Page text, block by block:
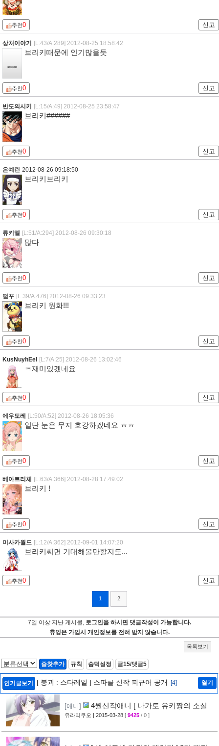
추천0 신고
상처이야기 [L:43/A:289] 2012-08-25 18:58:42
브리키때문에 인기많을듯
추천0 신고
반도의시키 [L:15/A:49] 2012-08-25 23:58:47
브리키######
추천0 신고
은예린 2012-08-26 09:18:50
브리키브리키
추천0 신고
류키엘 [L:51/A:294] 2012-08-26 09:30:18
많다
추천0 신고
떨꾸 [L:39/A:476] 2012-08-26 09:33:23
브리키 원화!!!
추천0 신고
KusNuyhEel [L:7/A:25] 2012-08-26 13:02:46
ㅋ재미있겠네요
추천0 신고
에우도레 [L:50/A:52] 2012-08-26 18:05:36
일단 눈은 무지 호강하겠네요 ㅎㅎ
추천0 신고
베아트리체 [L:63/A:366] 2012-08-28 17:49:02
브리키 !
추천0 신고
미사카월드 [L:12/A:362] 2012-09-01 14:07:20
브리키씨면 기대해볼만할지도...
추천0 신고
1 2
7일 이상 지난 게시물, 로그인을 하시면 댓글작성이 가능합니다.
츄잉은 가입시 개인정보를 전혀 받지 않습니다.
목록보기
즐찾추가 규칙 숨덕설정 글15/댓글5
인기글보기 [ 붕괴 : 스타레일 ] 스파클 신작 피규어 공개 [4] 열기
[애니]
4월신작애니 [ 나가토 유키짱의 소실 ]
PV 영상 공개 [35]
유라리쿠오 | 2015-03-28 [ 9425 / 0 ]